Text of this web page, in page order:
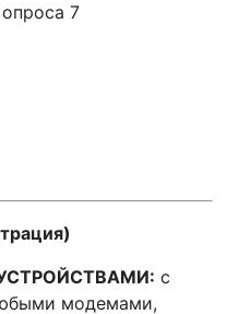
7
УСТРОЙСТВАМИ: с
модемами,